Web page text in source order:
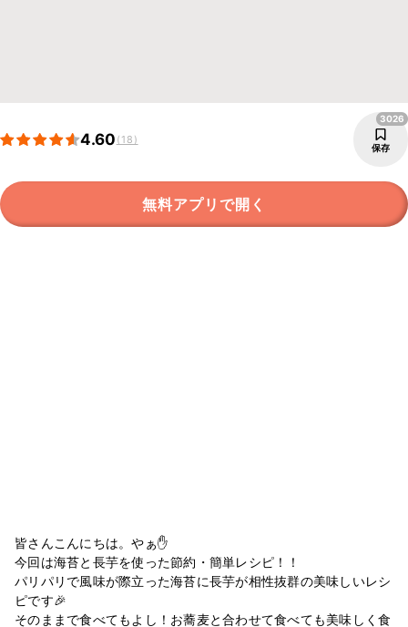
4.60 (18)
保存
3026
無料アプリで開く
皆さんこんにちは。やぁ✋
今回は海苔と長芋を使った節約・簡単レシピ！！
パリパリで風味が際立った海苔に長芋が相性抜群の美味しいレシ
ピです🎉
そのままで食べてもよし！お蕎麦と合わせて食べても美味しく食